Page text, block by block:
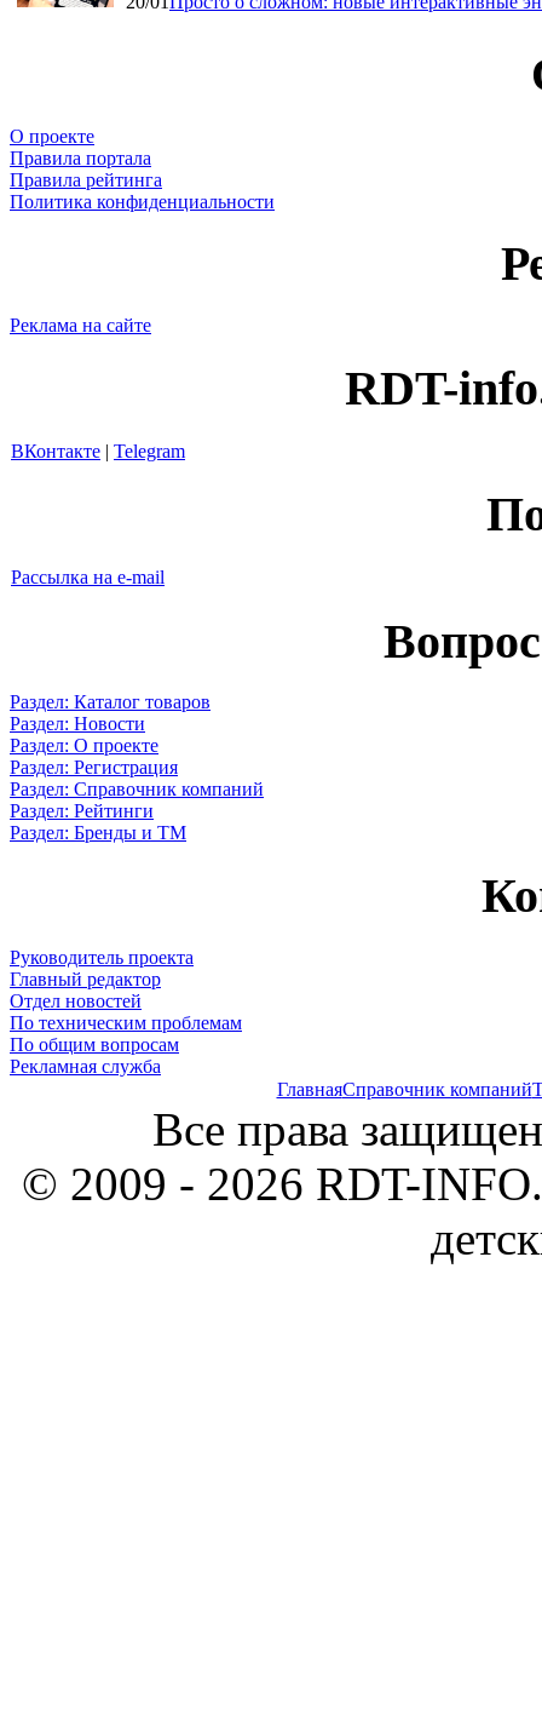
О проекте
Правила портала
Правила рейтинга
Политика конфиденциальности
Реклама на сайте
RDT-
ВКонтакте | Telegram
Рассылка на e-mail
Раздел: Каталог товаров
Раздел: Новости
Раздел: О проекте
Раздел: Регистрация
Раздел: Справочник компаний
Раздел: Рейтинги
Раздел: Бренды и ТМ
Руководитель проекта
Главный редактор
Отдел новостей
По техническим проблемам
По общим вопросам
Рекламная служба
ГлавнаяСправочник компаний
Все права
© 2009 - 2026 RDT-